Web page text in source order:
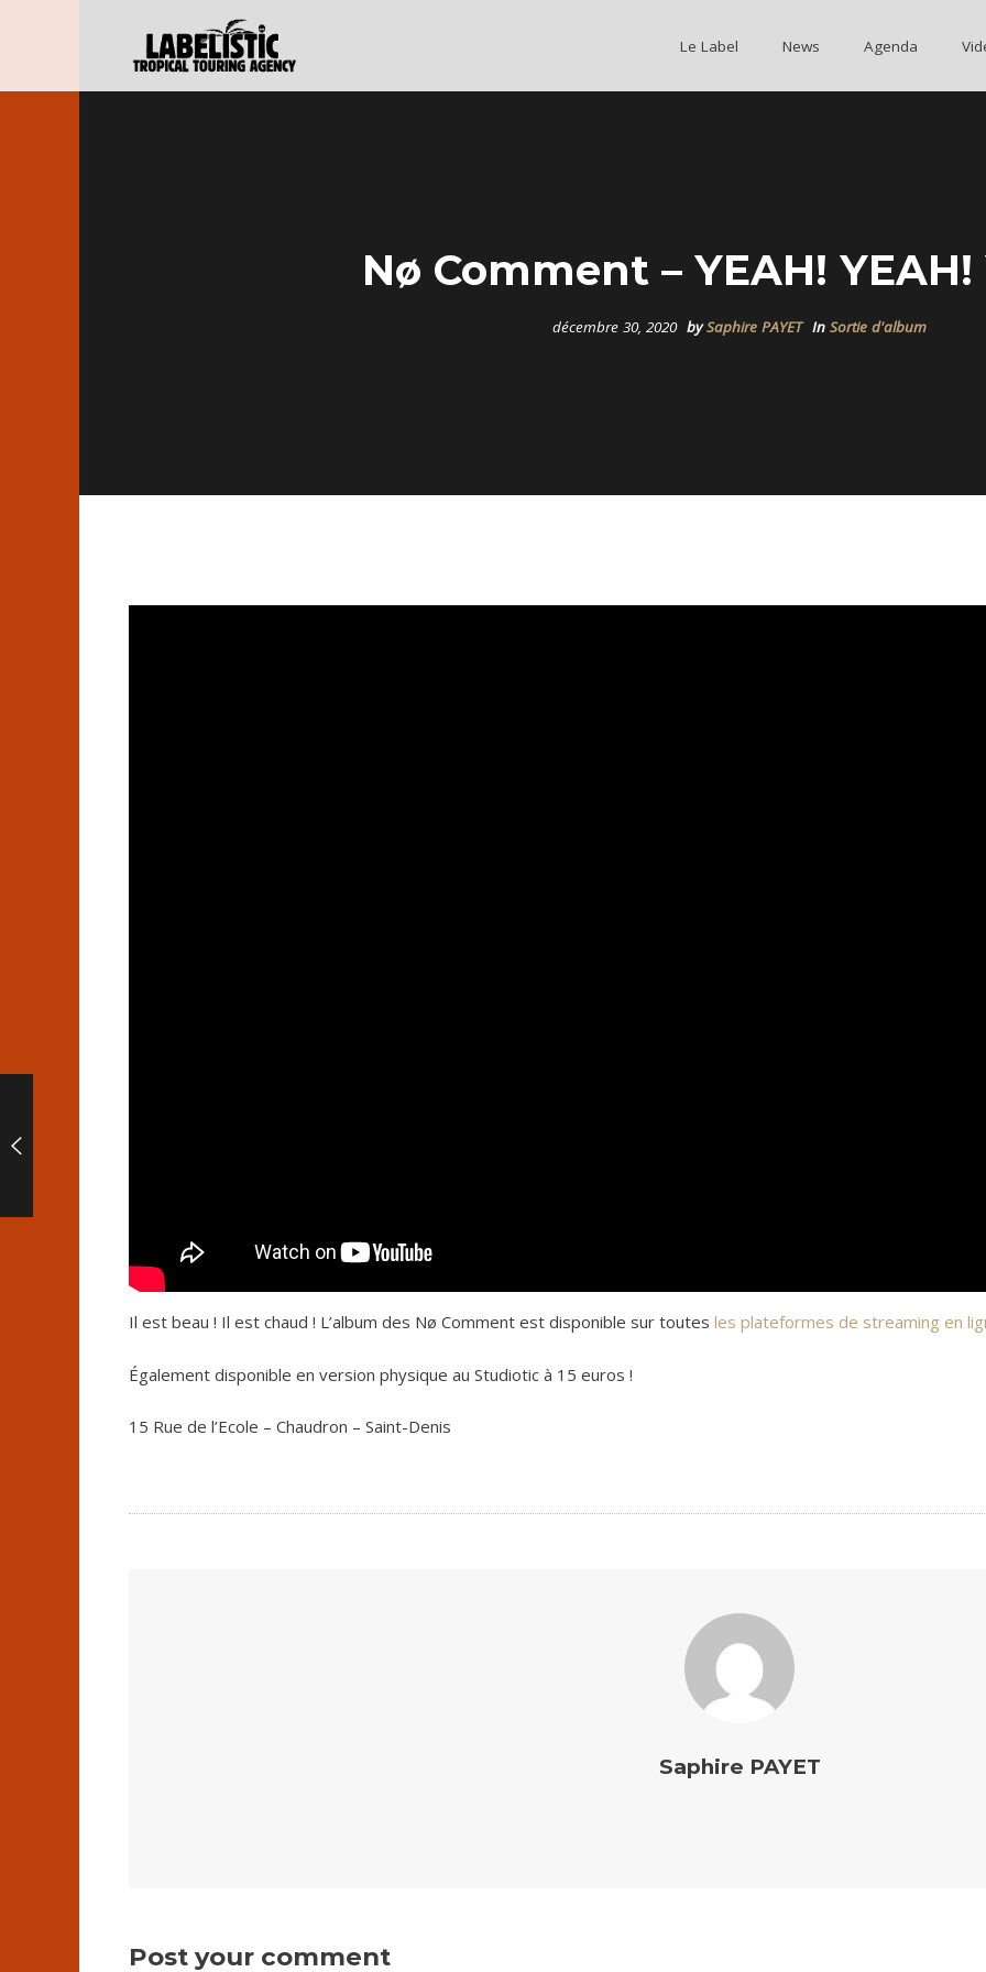
Le Label
Le Label News
News Agenda
Agenda
Nø Comment – YEAH! YEAH!
décembre 30, 2020 bySaphire PAYET In Sortie d'album
Il est beau ! Il est chaud ! L’album des Nø Comment est disponible sur toutes les plateformes de streaming en
Également disponible en version physique au Studiotic à 15 euros !
15 Rue de l’Ecole – Chaudron – Saint-Denis
Saphire PAYET
Post your comment